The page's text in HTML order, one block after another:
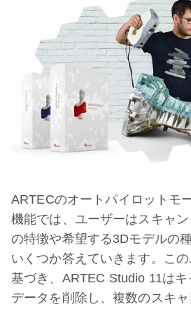
ARTECのオートパイロットモ
機能では、ユーザーはスキャ
の特徴や希望する3Dモデルの
いくつか答えていきます。こ
基づき、ARTEC Studio 11は
データを削除し、複数のスキ